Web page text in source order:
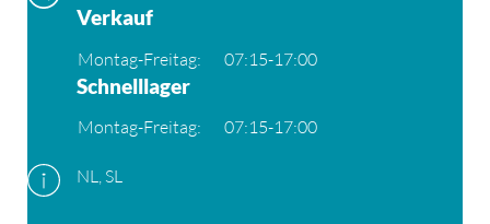
Verkauf
Montag-Freitag: 07:15-17:00
Schnelllager
Montag-Freitag: 07:15-17:00
NL, SL